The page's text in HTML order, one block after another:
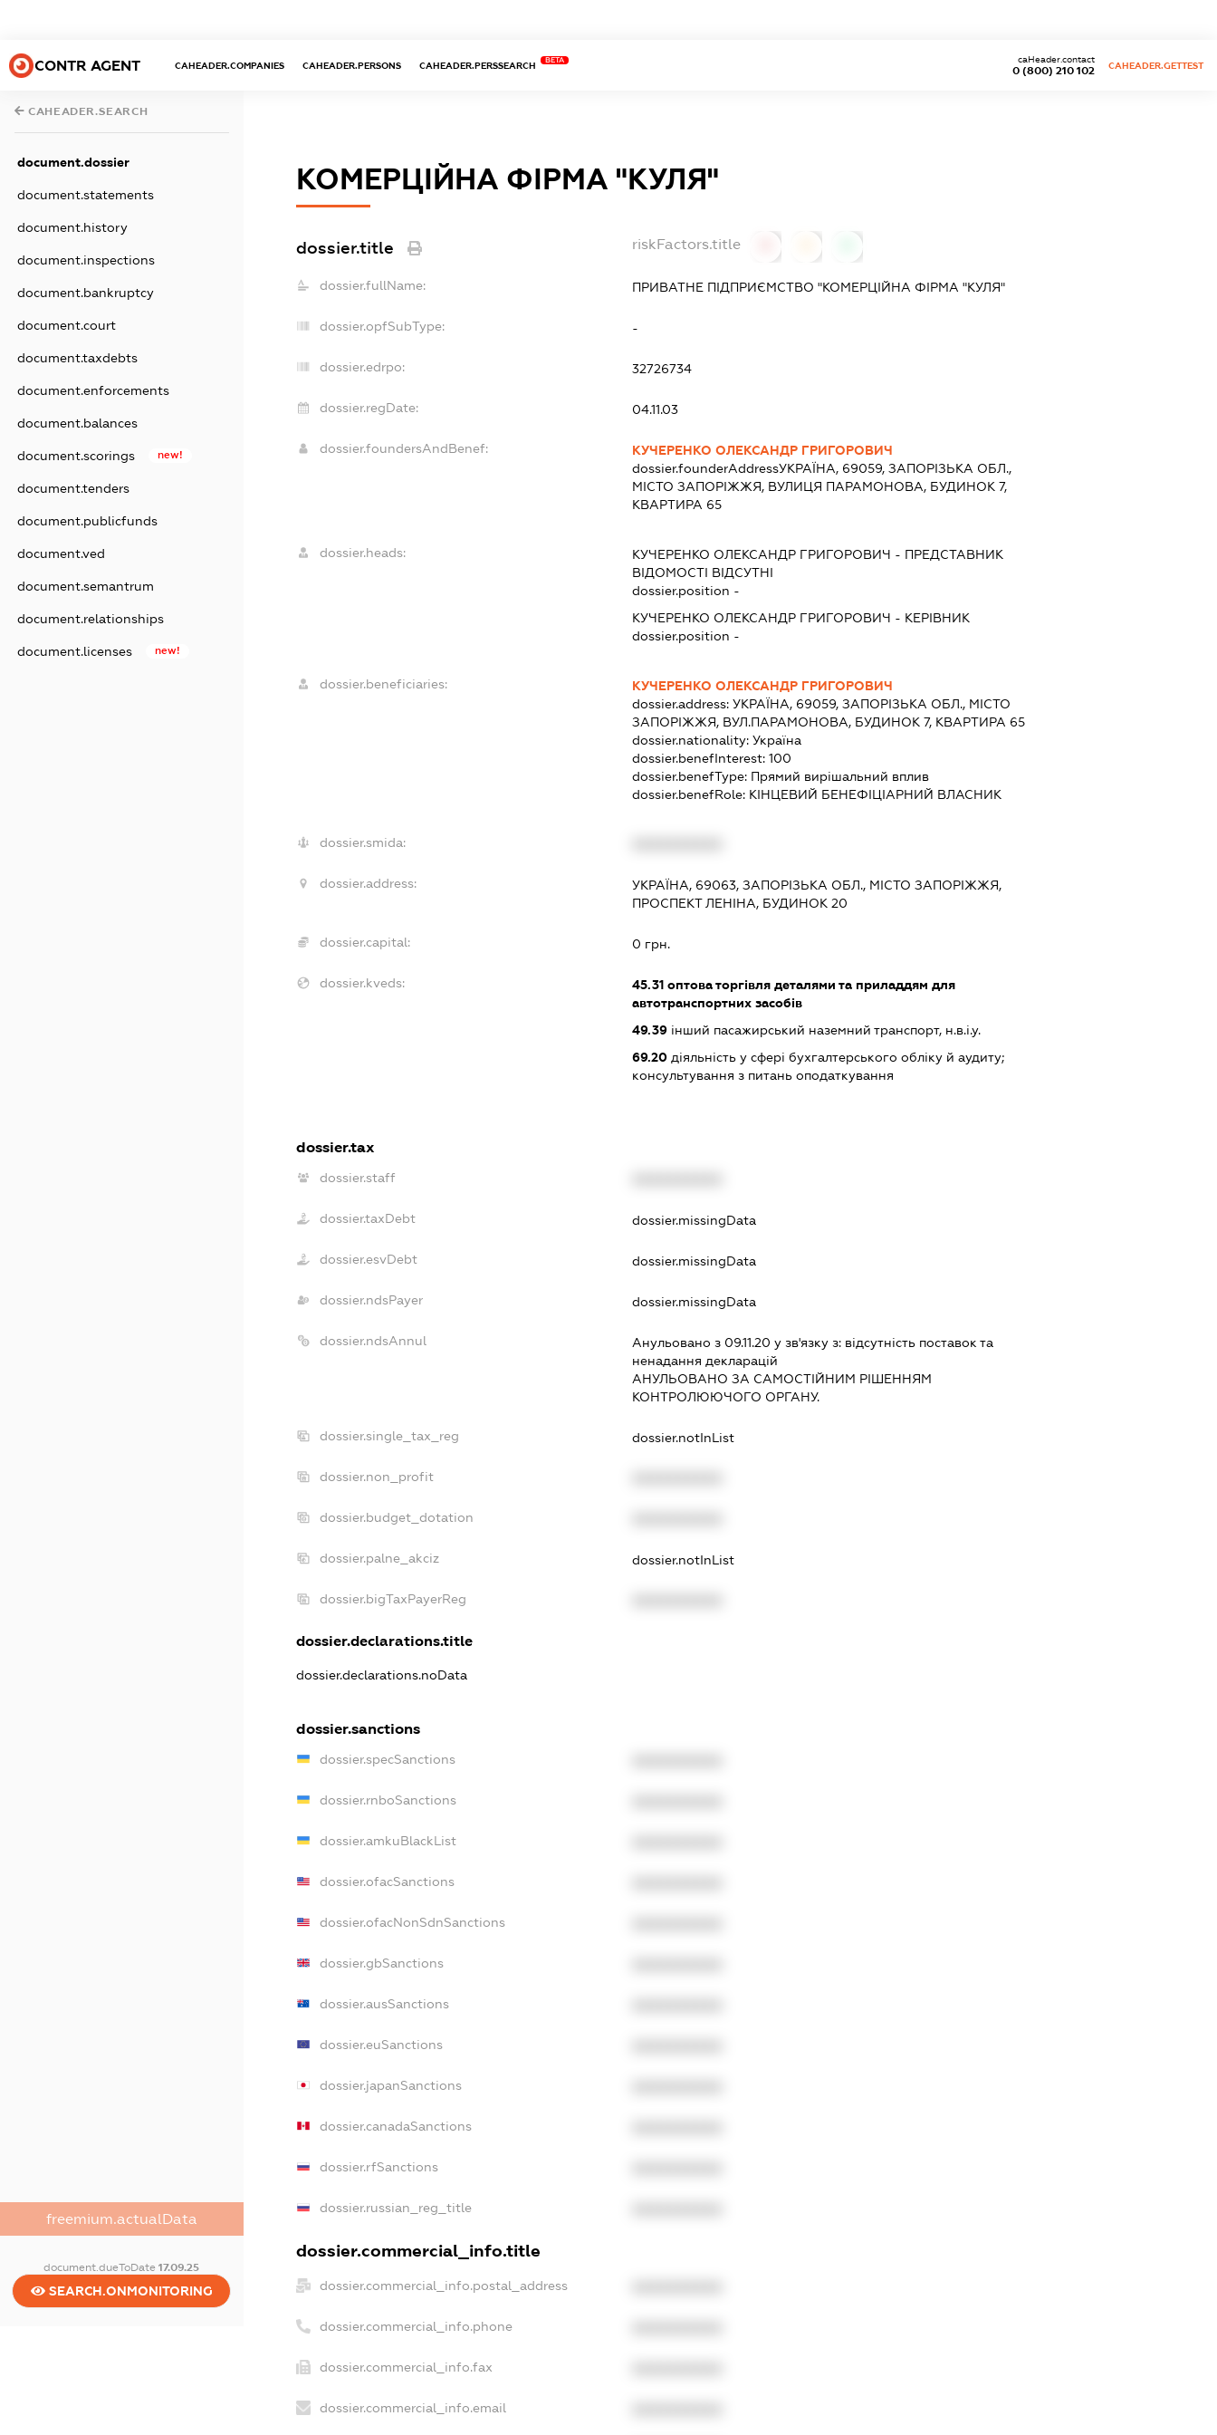
CONTR AGENT CAHEADER.COMPANIES CAHEADER.PERSONS CAHEADER.PERSSEARCH
BETA
0 (800) 210 102
caHeader.contact
CAHEADER.GETTEST
CAHEADER.SEARCH
document.dossier
document.statements
document.history
document.inspections
document.bankruptcy
document.court
document.taxdebts
document.enforcements
document.balances
document.scorings new!
document.tenders
document.publicfunds
document.ved
document.semantrum
document.relationships
document.licenses new!
freemium.actualData
document.dueToDate17.09.25
SEARCH.ONMONITORING
КОМЕРЦІЙНА ФІРМА "КУЛЯ"
dossier.title riskFactors.title
dossier.fullName: ПРИВАТНЕ ПІДПРИЄМСТВО "КОМЕРЦІЙНА ФІРМА "КУЛЯ"
dossier.opfSubType: -
dossier.edrpo: 32726734
dossier.regDate: 04.11.03
dossier.foundersAndBenef:
КУЧЕРЕНКО ОЛЕКСАНДР ГРИГОРОВИЧ
dossier.founderAddressУКРАЇНА, 69059, ЗАПОРІЗЬКА ОБЛ.,
МІСТО ЗАПОРІЖЖЯ, ВУЛИЦЯ ПАРАМОНОВА, БУДИНОК 7,
КВАРТИРА 65
dossier.heads: КУЧЕРЕНКО ОЛЕКСАНДР ГРИГОРОВИЧ - ПРЕДСТАВНИК
ВІДОМОСТІ ВІДСУТНІ
dossier.position -
КУЧЕРЕНКО ОЛЕКСАНДР ГРИГОРОВИЧ - КЕРІВНИК
dossier.position -
dossier.beneficiaries:
КУЧЕРЕНКО ОЛЕКСАНДР ГРИГОРОВИЧ
dossier.address: УКРАЇНА, 69059, ЗАПОРІЗЬКА ОБЛ., МІСТО
ЗАПОРІЖЖЯ, ВУЛ.ПАРАМОНОВА, БУДИНОК 7, КВАРТИРА 65
dossier.nationality: Україна
dossier.benefInterest: 100
dossier.benefType: Прямий вирішальний вплив
dossier.benefRole: КІНЦЕВИЙ БЕНЕФІЦІАРНИЙ ВЛАСНИК
dossier.smida:
dossier.address:
УКРАЇНА, 69063, ЗАПОРІЗЬКА ОБЛ., МІСТО ЗАПОРІЖЖЯ,
ПРОСПЕКТ ЛЕНІНА, БУДИНОК 20
dossier.capital: 0 грн.
dossier.kveds: 45.31оптова торгівля деталями та приладдям для
автотранспортних засобів
49.39інший пасажирський наземний транспорт, н.в.і.у.
69.20діяльність у сфері бухгалтерського обліку й аудиту;
консультування з питань оподаткування
dossier.tax
dossier.staff
dossier.taxDebt dossier.missingData
dossier.esvDebt dossier.missingData
dossier.ndsPayer dossier.missingData
dossier.ndsAnnul Анульовано з 09.11.20 у зв'язку з: вiдсутнiсть поставок та
ненадання декларацiй
АНУЛЬОВАНО ЗА САМОСТIЙНИМ РIШЕННЯМ
КОНТРОЛЮЮЧОГО ОРГАНУ.
dossier.single_tax_reg dossier.notInList
dossier.non_profit
dossier.budget_dotation
dossier.palne_akciz dossier.notInList
dossier.bigTaxPayerReg
dossier.declarations.title
dossier.declarations.noData
dossier.sanctions
dossier.specSanctions
dossier.rnboSanctions
dossier.amkuBlackList
dossier.ofacSanctions
dossier.ofacNonSdnSanctions
dossier.gbSanctions
dossier.ausSanctions
dossier.euSanctions
dossier.japanSanctions
dossier.canadaSanctions
dossier.rfSanctions
dossier.russian_reg_title
dossier.commercial_info.title
dossier.commercial_info.postal_address
dossier.commercial_info.phone
dossier.commercial_info.fax
dossier.commercial_info.email